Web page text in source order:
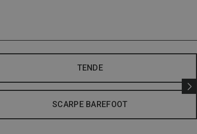
TENDE
SCARPE BAREFOOT